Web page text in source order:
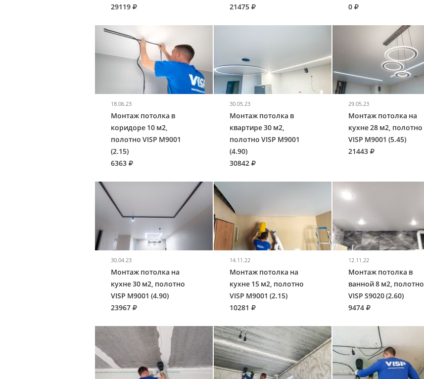
29119
21475
0
18.06.23
Монтаж потолка в
коридоре 10 м2,
полотно VISP M9001
(2.15)
6363
30.05.23
Монтаж потолка в
квартире 30 м2,
полотно VISP M9001
(4.90)
30842
29.05.23
Монтаж потолка на
кухне 28 м2, полотно
VISP M9001 (5.45)
21443
30.04.23
Монтаж потолка на
кухне 30 м2, полотно
VISP M9001 (4.90)
23967
14.11.22
Монтаж потолка на
кухне 15 м2, полотно
VISP M9001 (2.15)
10281
12.11.22
Монтаж потолка в
ванной 8 м2, полотно
VISP S9020 (2.60)
9474